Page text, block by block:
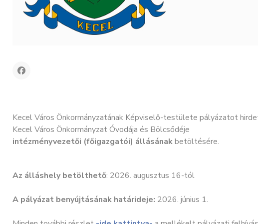
Kecel Város Önkormányzatának Képviselő-testülete pályázatot
Kecel Város Önkormányzat Óvodája és Bölcsődéje
intézményvezetői (főigazgatói) állásánakbetöltésére.
Az álláshely betölthető: 2026. augusztus 16-tól
A pályázat benyújtásának határideje: 2026. június 1.